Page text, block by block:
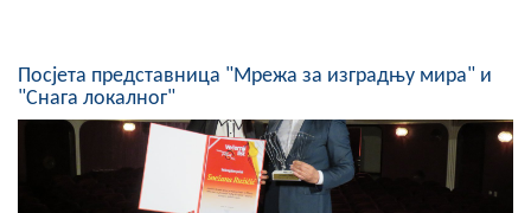
Посјета представница "Мрежа за изградњу мира" и
"Снага локалног"